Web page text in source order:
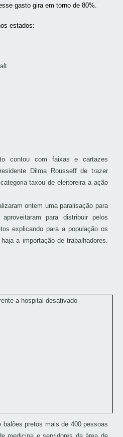
gasto gira em torno de 80%.
estados:
contou com faixas e cartazes
Dilma Rousseff de trazer
taxou de eleitoreira a ação
ontem uma paralisação para
para distribuir pelos
explicando para a população os
a importação de trabalhadores.
balões pretos mais de 400 pessoas